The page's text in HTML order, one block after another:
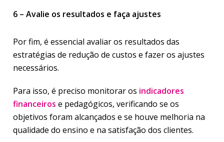
6 – Avalie os resultados e faça ajustes
Por fim, é essencial avaliar os resultados das
estratégias de redução de custos e fazer os ajustes
necessários.
Para isso, é preciso monitorar os indicadores
financeiros e pedagógicos, verificando se os
objetivos foram alcançados e se houve melhoria na
qualidade do ensino e na satisfação dos clientes.